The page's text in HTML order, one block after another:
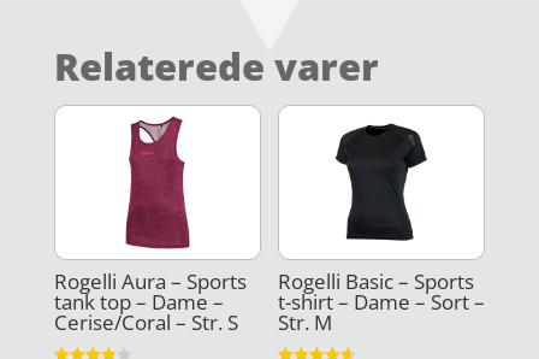
Relaterede varer
Rogelli Aura – Sports
tank top – Dame –
Cerise/Coral – Str. S
Rogelli Basic – Sports
t-shirt – Dame – Sort –
Str. M